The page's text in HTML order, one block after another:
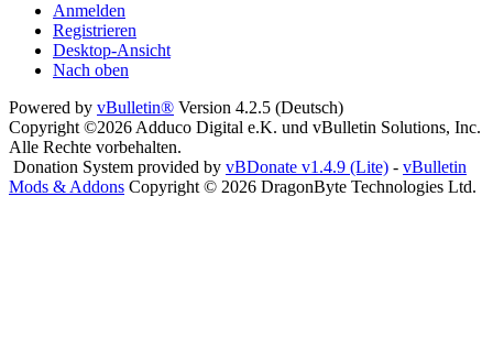
Anmelden
Registrieren
Desktop-Ansicht
Nach oben
Powered by vBulletin® Version 4.2.5 (Deutsch)
Copyright ©2026 Adduco Digital e.K. und vBulletin Solutions, Inc.
Alle Rechte vorbehalten.
Donation System provided by vBDonate v1.4.9 (Lite) - vBulletin
Mods & Addons Copyright © 2026 DragonByte Technologies Ltd.